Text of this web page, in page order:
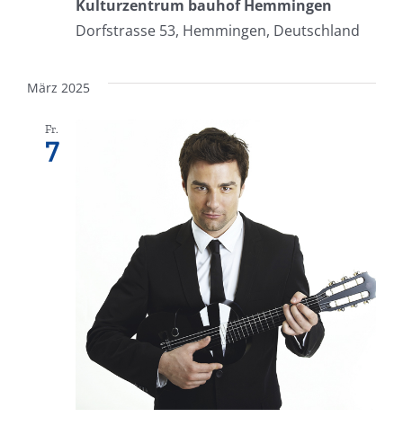
Kulturzentrum bauhof Hemmingen
Dorfstrasse 53, Hemmingen, Deutschland
März 2025
Fr.
7